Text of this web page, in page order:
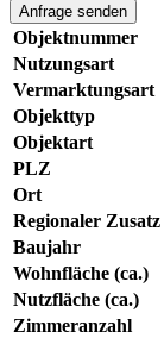
Objektnummer
Nutzungsart
Vermarktungsart
Objekttyp
Objektart
PLZ
Ort
Regionaler Zusatz
Baujahr
Wohnfläche (ca.)
Nutzfläche (ca.)
Zimmeranzahl